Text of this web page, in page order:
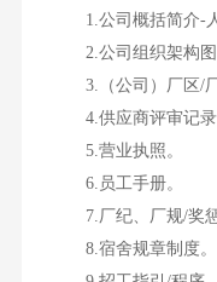
1.公司概括简介-人
2.公司组织架构图
3.（公司）厂区/厂
4.供应商评审记录
5.营业执照。
6.员工手册。
7.厂纪、厂规/奖惩
8.宿舍规章制度。